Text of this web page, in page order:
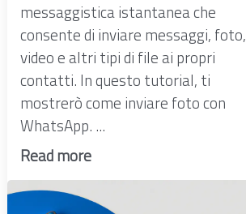
messaggistica istantanea che
consente di inviare messaggi, foto,
video e altri tipi di file ai propri
contatti. In questo tutorial, ti
mostrerò come inviare foto con
WhatsApp. ...
Read more